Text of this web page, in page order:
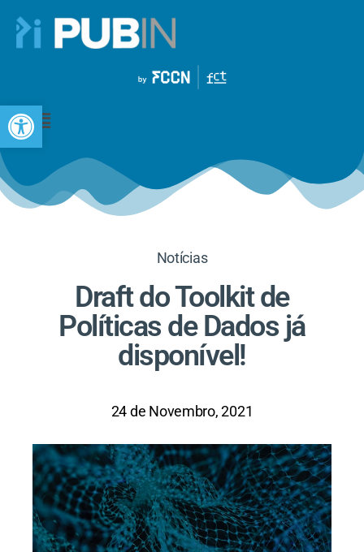
Open toolbar
Notícias
Draft do Toolkit de
Políticas de Dados já
disponível!
24 de Novembro, 2021